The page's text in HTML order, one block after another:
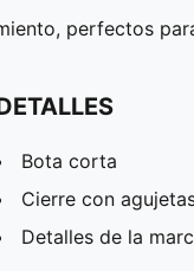
perfectos
Bota corta
Cierre con
Detalles de la